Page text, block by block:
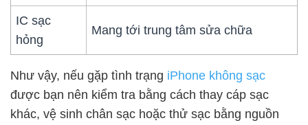
IC sạc
hỏng
Mang tới trung tâm sửa chữa
Như vậy, nếu gặp tình trạng iPhone không sạc
được bạn nên kiểm tra bằng cách thay cáp sạc
khác, vệ sinh chân sạc hoặc thử sạc bằng nguồn